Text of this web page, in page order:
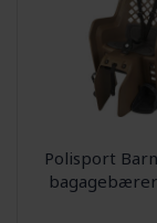
Polisport